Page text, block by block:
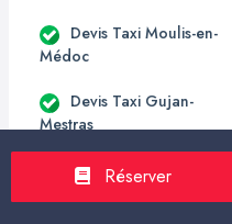
Devis Taxi Moulis-en-
Médoc
Devis Taxi Gujan-
Mestras
Devis Taxi Arcins
Réserver